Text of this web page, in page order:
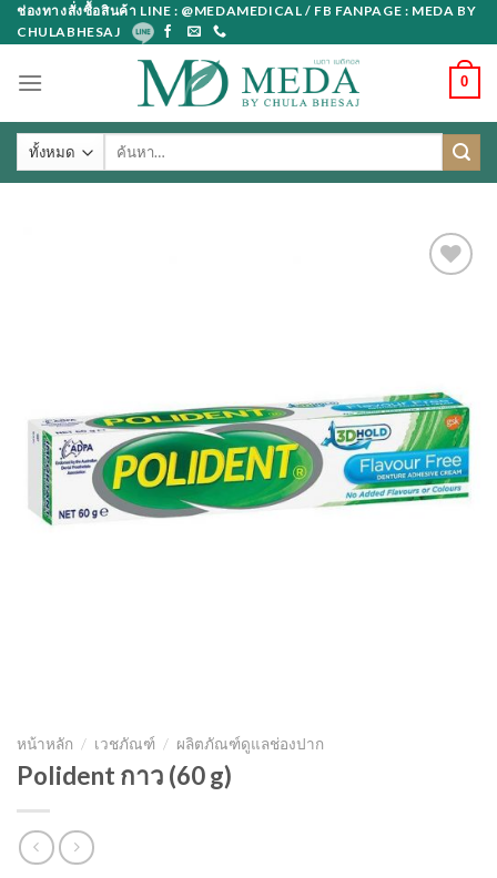
Skip
to
ช่องทางสั่งซื้อสินค้า LINE : @MEDAMEDICAL / FB FANPAGE : MEDA BY
CHULABHESAJ
0
ค้นหา:
หน้าหลัก / เวชภัณฑ์ / ผลิตภัณฑ์ดูแลช่องปาก
Polident กาว (60 g)